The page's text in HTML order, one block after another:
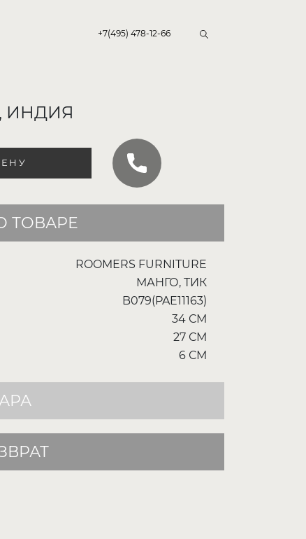
+7(495) 478-12-66
ИНДИЯ
ТОВАРЕ
ROOMERS FURNITURE
МАНГО, ТИК
B079(PAE11163)
34 СМ
27 СМ
6 СМ